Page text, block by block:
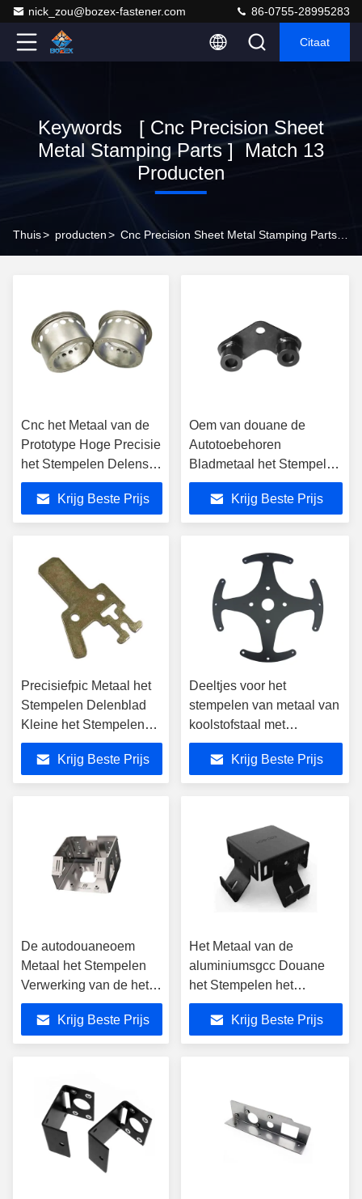
nick_zou@bozex-fastener.com 86-0755-28995283
Citaat
Keywords [ Cnc Precision Sheet
Metal Stamping Parts ] Match 13
Producten
Thuis> producten>
Cnc het Metaal van de
Prototype Hoge Precisie
het Stempelen Delenss
Diepgetrokken
Bladaluminium
Krijg Beste Prijs
Oem van douane de
Autotoebehoren
Bladmetaal het Stempelen
Vervaardiging van de
DelenprecisieKrijg Beste Prijs
Precisiefpic Metaal het
Stempelen Delenblad
Kleine het Stempelen
Vervaardiging
Krijg Beste Prijs
Deeltjes voor het
stempelen van metaal van
koolstofstaal met
warmbehandeling en
schotblazingKrijg Beste Prijs
De autodouaneoem
Metaal het Stempelen
Verwerking van de het
Bladvervaardiging van
de Delenprecisie
Krijg Beste Prijs
Het Metaal van de
aluminiumsgcc Douane
het Stempelen het
Lassenblad van de
Delenvervaardiging
Krijg Beste Prijs